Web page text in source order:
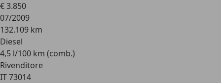
€ 3.850
07/2009
132.109 km
Diesel
4,5 l/100 km (comb.)
Rivenditore
IT 73014